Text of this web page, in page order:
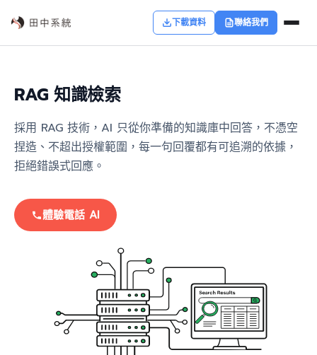
下載資料 聯絡我們
RAG 知識檢索
採用 RAG 技術，AI 只從你準備的知識庫中回答，不憑空
捏造、不超出授權範圍，每一句回覆都有可追溯的依據，
拒絕錯誤式回應。
體驗電話 AI